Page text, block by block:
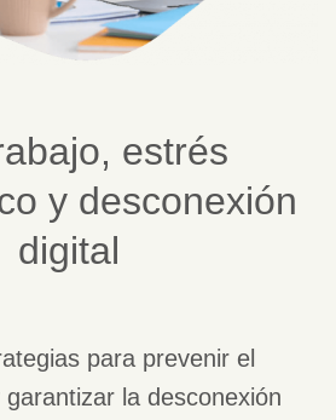
estrés
y desconexión
digital
para prevenir el
la desconexión